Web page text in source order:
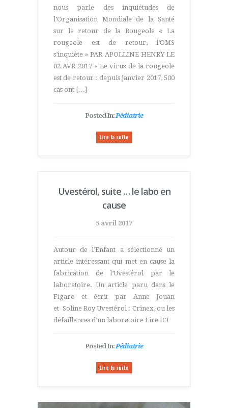
nous parle des inquiétudes de
l’Organisation Mondiale de la Santé
sur le retour de la Rougeole « La
rougeole est de retour, l’OMS
s’inquiète » PAR APOLLINE HENRY LE
02 AVR 2017 « Le virus de la rougeole
est de retour : depuis janvier 2017, 500
cas ont […]
Posted In: Pédiatrie
Lire la suite
Uvestérol, suite … le labo en
cause
5 avril 2017
Autour de l’Enfant a sélectionné un
article intéressant qui met en cause la
fabrication de l’Uvestérol par le
laboratoire. Un article paru dans le
Figaro et écrit par Anne Jouan
et Soline Roy Uvestérol : Crinex, ou les
défaillances d’un laboratoire Lire ICI
Posted In: Pédiatrie
Lire la suite